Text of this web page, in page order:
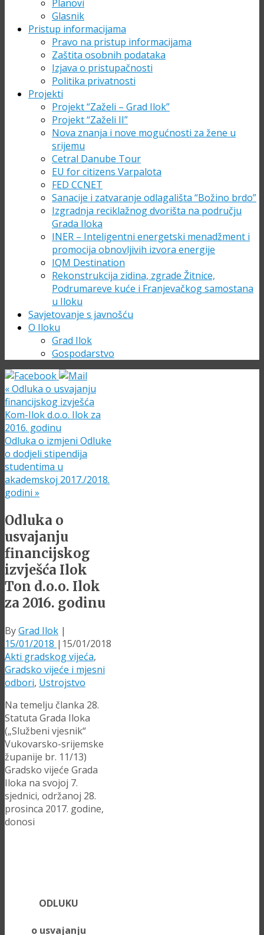
Planovi
Glasnik
Pristup informacijama
Pravo na pristup informacijama
Zaštita osobnih podataka
Izjava o pristupačnosti
Politika privatnosti
Projekti
Projekt “Zaželi – Grad Ilok”
Projekt “Zaželi II”
Nova znanja i nove mogućnosti za žene u
srijemu
Cetral Danube Tour
EU for citizens Varpalota
FED CCNET
Sanacije i zatvaranje odlagališta “Božino brdo”
Izgradnja reciklažnog dvorišta na području
Grada Iloka
INER – Inteligentni energetski menadžment i
promocija obnovljivih izvora energije
IQM Destination
Rekonstrukcija zidina, zgrade Žitnice,
Podrumareve kuće i Franjevačkog samostana
u Iloku
Savjetovanje s javnošću
O Iloku
Grad Ilok
Gospodarstvo
«Odluka o usvajanju
financijskog izvješća
Kom-Ilok d.o.o. Ilok za
2016. godinu
Odluka o izmjeni Odluke
o dodjeli stipendija
studentima u
akademskoj 2017./2018.
godini »
Odluka o
usvajanju
financijskog
izvješća Ilok
Ton d.o.o. Ilok
za 2016. godinu
ByGrad Ilok |
15/01/2018 | 15/01/2018
Akti gradskog vijeća,
Gradsko vijeće i mjesni
odbori, Ustrojstvo
Na temelju članka 28.
Statuta Grada Iloka
(„Službeni vjesnik“
Vukovarsko-srijemske
županije br. 11/13)
Gradsko vijeće Grada
Iloka na svojoj 7.
sjednici, održanoj 28.
prosinca 2017. godine,
donosi
ODLUKU
o usvajanju